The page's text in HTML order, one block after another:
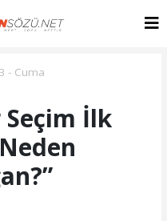
- Cuma
Seçim İlk